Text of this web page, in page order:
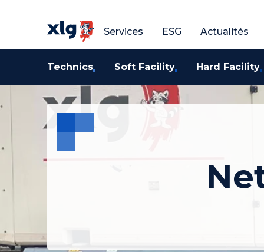
Services ESG Actualités
Technics Soft Facility Hard Facility